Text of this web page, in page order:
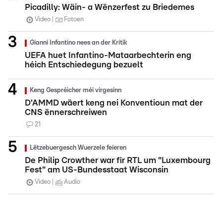
Picadilly: Wäin- a Wënzerfest zu Briedemes
Video Fotoen
Gianni Infantino nees an der Kritik
UEFA huet Infantino-Mataarbechterin eng
héich Entschiedegung bezuelt
Keng Gespréicher méi virgesinn
D'AMMD wäert keng nei Konventioun mat der
CNS ënnerschreiwen
21
Lëtzebuergesch Wuerzele feieren
De Philip Crowther war fir RTL um "Luxembourg
Fest" am US-Bundesstaat Wisconsin
Video Audio